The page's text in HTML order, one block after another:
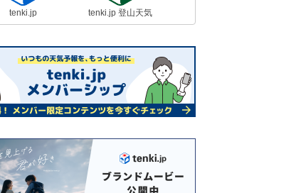
tenki.jp tenki.jp 登山天気